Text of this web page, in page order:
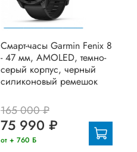
Смарт-часы Garmin Fenix 8
- 47 мм, AMOLED, темно-
серый корпус, черный
силиконовый ремешок
165 000 ₽
75 990 ₽
от + 760 Б